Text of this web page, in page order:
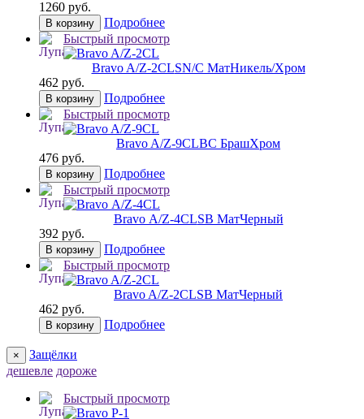
1260 руб.
В корзину
Подробнее
Быстрый просмотр
Bravo A/Z-2CLSN/C МатНикель/Хром
462 руб.
В корзину
Подробнее
Быстрый просмотр
Bravo A/Z-9CLBС БрашХром
476 руб.
В корзину
Подробнее
Быстрый просмотр
Bravo А/Z-4CLSB МатЧерный
392 руб.
В корзину
Подробнее
Быстрый просмотр
Bravo A/Z-2CLSB МатЧерный
462 руб.
В корзину Подробнее
×
Защёлки
дешевле дороже
Быстрый просмотр